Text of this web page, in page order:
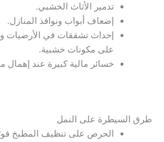
تدمير الأثاث الخشبي.
إضعاف أبواب ونوافذ المنازل.
إحداث تشققات في الأرضيات
على مكونات خشبية.
خسائر مالية كبيرة عند إهمال
طرق السيطرة على النمل
الحرص على تنظيف المطبخ